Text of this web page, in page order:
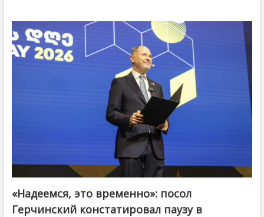
«Надеемся, это временно»: посол
Герчинский констатировал паузу в